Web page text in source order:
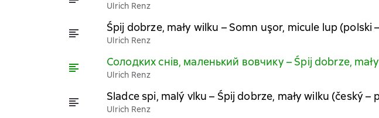
Ulrich Renz
Śpij dobrze, mały wilku – Somn uşor, micule lup (polski
Ulrich Renz
Солодких снів, маленький вовчикy – Śpij dobrze,
Ulrich Renz
Sladce spi, malý vlku – Śpij dobrze, mały wilku (český –
Ulrich Renz